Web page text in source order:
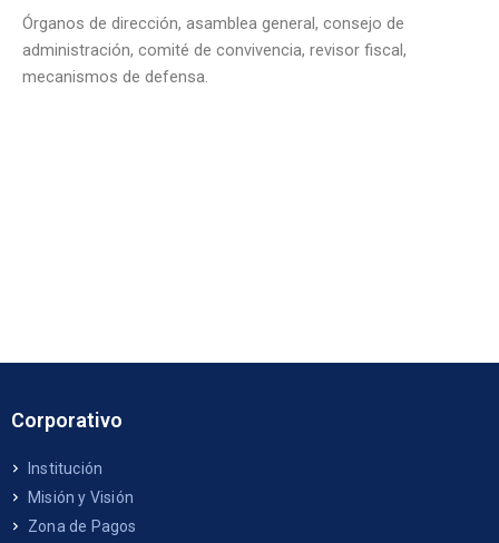
Órganos de dirección, asamblea general, consejo de
administración, comité de convivencia, revisor fiscal,
mecanismos de defensa.
Corporativo
Institución
Misión y Visión
Zona de Pagos